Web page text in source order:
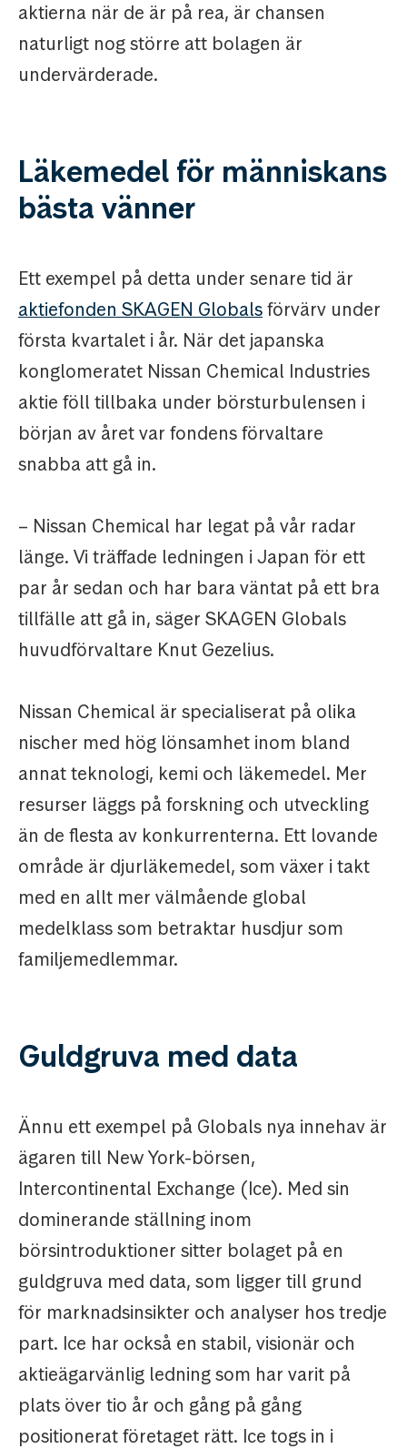
aktierna när de är på rea, är chansen
naturligt nog större att bolagen är
undervärderade.
Läkemedel för människans
bästa vänner
Ett exempel på detta under senare tid är
aktiefonden SKAGEN Globalsförvärv under
första kvartalet i år. När det japanska
konglomeratet Nissan Chemical Industries
aktie föll tillbaka under börsturbulensen i
början av året var fondens förvaltare
snabba att gå in.
– Nissan Chemical har legat på vår radar
länge. Vi träffade ledningen i Japan för ett
par år sedan och har bara väntat på ett bra
tillfälle att gå in, säger SKAGEN Globals
huvudförvaltare Knut Gezelius.
Nissan Chemical är specialiserat på olika
nischer med hög lönsamhet inom bland
annat teknologi, kemi och läkemedel. Mer
resurser läggs på forskning och utveckling
än de flesta av konkurrenterna. Ett lovande
område är djurläkemedel, som växer i takt
med en allt mer välmående global
medelklass som betraktar husdjur som
familjemedlemmar.
Guldgruva med data
Ännu ett exempel på Globals nya innehav är
ägaren till New York-börsen,
Intercontinental Exchange (Ice). Med sin
dominerande ställning inom
börsintroduktioner sitter bolaget på en
guldgruva med data, som ligger till grund
för marknadsinsikter och analyser hos tredje
part. Ice har också en stabil, visionär och
aktieägarvänlig ledning som har varit på
plats över tio år och gång på gång
positionerat företaget rätt. Ice togs in i